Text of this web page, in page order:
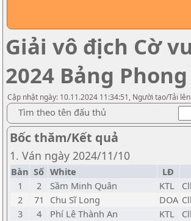
Giải vô địch Cờ
2024 Bảng
Cập nhật ngày: 10.11.2024 11:34:51, Người tạo/Tải
Tìm theo tên đấu thủ
Bốc thăm/Kết quả
1. Ván ngày 2024/11/10
Bàn Số White LĐ
1
2 Sầm Minh Quân KTL
2
71 Chu Sĩ Long DOA
3
4 Phí Lê Thành An KTL